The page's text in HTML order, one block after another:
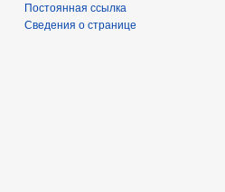
Постоянная ссылка
Сведения о странице